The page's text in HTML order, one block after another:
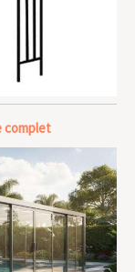
complet